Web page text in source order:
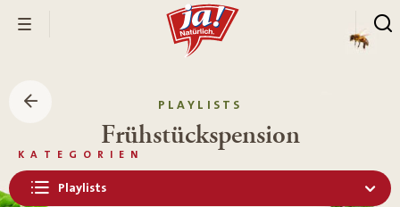
PLAYLISTS
Frühstückspension
KATEGORIEN
Playlists